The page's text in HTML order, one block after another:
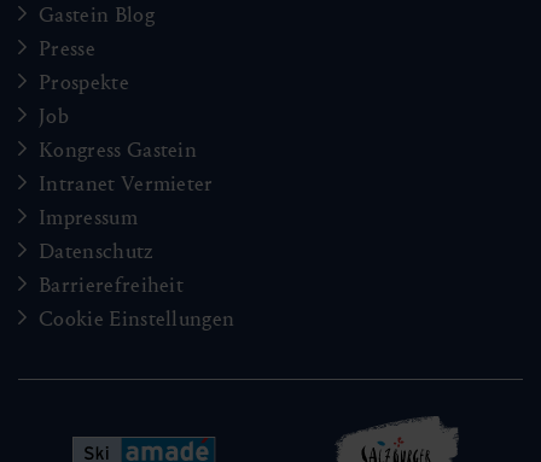
Gastein Blog
Presse
Prospekte
Job
Kongress Gastein
Intranet Vermieter
Impressum
Datenschutz
Barrierefreiheit
Cookie Einstellungen